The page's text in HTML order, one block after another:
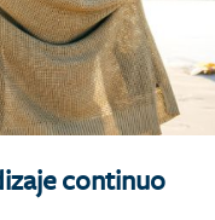
continuo